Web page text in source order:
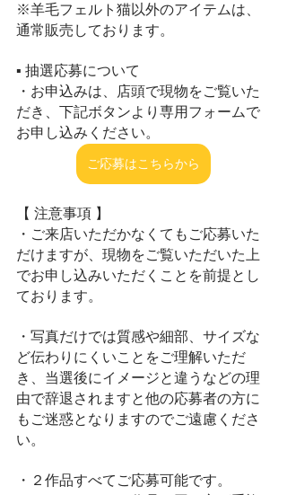
※羊毛フェルト猫以外のアイテムは、
通常販売しております。
▪︎ 抽選応募について
・お申込みは、店頭で現物をご覧いた
だき、下記ボタンより専用フォームで
お申し込みください。
ご応募はこちらから
【 注意事項 】
・ご来店いただかなくてもご応募いた
だけますが、現物をご覧いただいた上
でお申し込みいただくことを前提とし
ております。
・写真だけでは質感や細部、サイズな
ど伝わりにくいことをご理解いただ
き、当選後にイメージと違うなどの理
由で辞退されますと他の応募者の方に
もご迷惑となりますのでご遠慮くださ
い。
・２作品すべてご応募可能です。